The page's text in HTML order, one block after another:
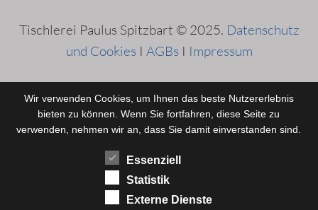
Tischlerei Paulus Spitzbart © 2025. Datenschutz
und Cookies I AGBs I Impressum
Wir verwenden Cookies, um Ihnen das beste Nutzererlebnis
bieten zu können. Wenn Sie fortfahren, diese Seite zu
verwenden, nehmen wir an, dass Sie damit einverstanden sind.
Essenziell
Statistik
Externe Dienste